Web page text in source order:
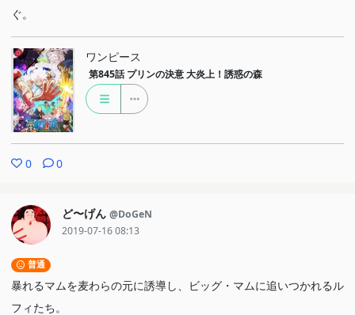
ぐ。
ワンピース
第845話 プリンの決意 大炎上！誘惑の森
0 0
ど〜げん @DoGeN
2019-07-16 08:13
普通
暴れるマムを麦わらの元に誘導し、ビッグ・マムに追いつかれるル
フィたち。